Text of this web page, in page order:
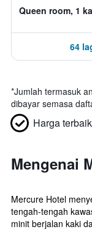
Queen room, 1
64
*Jumlah termasuk
dibayar semasa
Harga terbaik
Mengenai
Mercure Hotel
tengah-tengah
minit berjalan kaki